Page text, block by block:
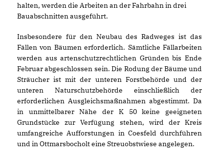
halten, werden die Arbeiten an der Fahrbahn in drei
Bauabschnitten ausgeführt.
Insbesondere für den Neubau des Radweges ist das
Fällen von Bäumen erforderlich. Sämtliche Fällarbeiten
werden aus artenschutzrechtlichen Gründen bis Ende
Februar abgeschlossen sein. Die Rodung der Bäume und
Sträucher ist mit der unteren Forstbehörde und der
unteren Naturschutzbehörde einschließlich der
erforderlichen Ausgleichsmaßnahmen abgestimmt. Da
in unmittelbarer Nähe der K 50 keine geeigneten
Grundstücke zur Verfügung stehen, wird der Kreis
umfangreiche Aufforstungen in Coesfeld durchführen
und in Ottmarsbocholt eine Streuobstwiese angelegen.